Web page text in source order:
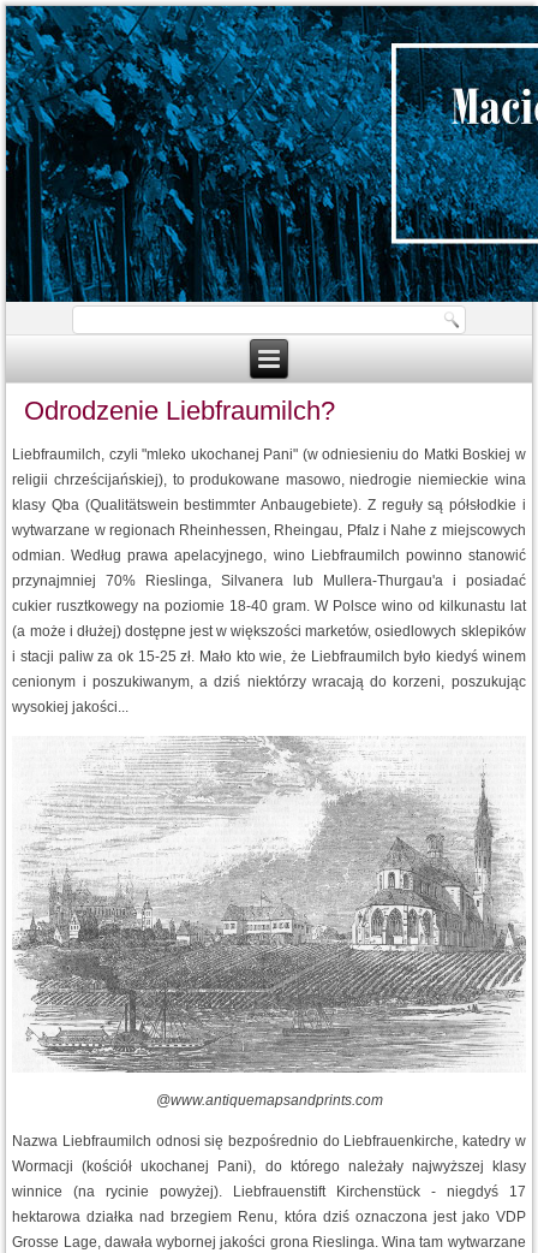
Odrodzenie Liebfraumilch?
Liebfraumilch, czyli "mleko ukochanej Pani" (w odniesieniu do Matki Boskiej w
religii chrześcijańskiej), to produkowane masowo, niedrogie niemieckie wina
klasy Qba (Qualitätswein bestimmter Anbaugebiete). Z reguły są półsłodkie i
wytwarzane w regionach Rheinhessen, Rheingau, Pfalz i Nahe z miejscowych
odmian. Według prawa apelacyjnego, wino Liebfraumilch powinno stanowić
przynajmniej 70% Rieslinga, Silvanera lub Mullera-Thurgau'a i posiadać
cukier rusztkowegy na poziomie 18-40 gram. W Polsce wino od kilkunastu lat
(a może i dłużej) dostępne jest w większości marketów, osiedlowych sklepików
i stacji paliw za ok 15-25 zł. Mało kto wie, że Liebfraumilch było kiedyś winem
cenionym i poszukiwanym, a dziś niektórzy wracają do korzeni, poszukując
wysokiej jakości...
@www.antiquemapsandprints.com
Nazwa Liebfraumilch odnosi się bezpośrednio do Liebfrauenkirche, katedry w
Wormacji (kościół ukochanej Pani), do którego należały najwyższej klasy
winnice (na rycinie powyżej). Liebfrauenstift Kirchenstück - niegdyś 17
hektarowa działka nad brzegiem Renu, która dziś oznaczona jest jako VDP
Grosse Lage, dawała wybornej jakości grona Rieslinga. Wina tam wytwarzane